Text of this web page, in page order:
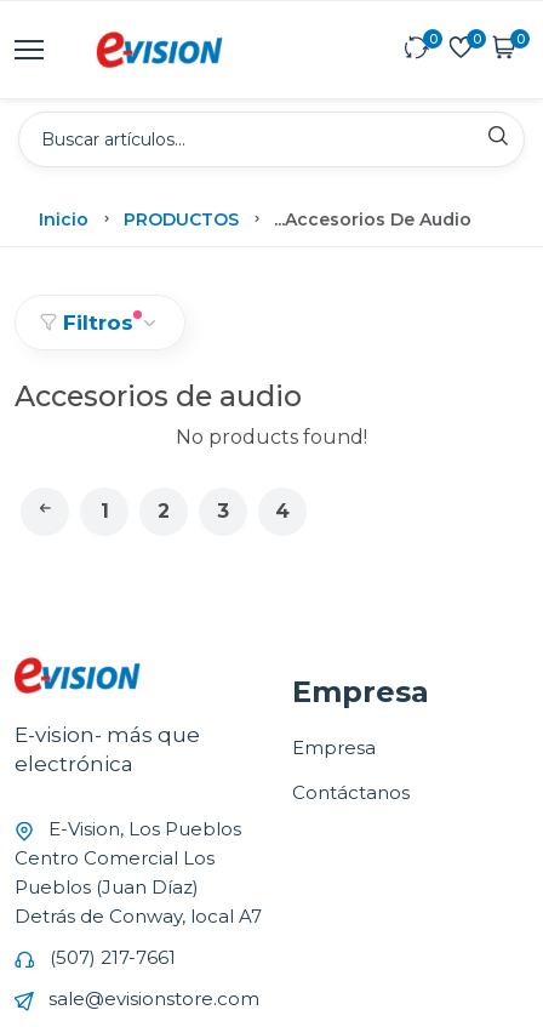
0 0 0
Inicio PRODUCTOS ...Accesorios De Audio
Filtros
Accesorios de audio
No products found!
1 2 3 4
E-vision- más que
electrónica
E-Vision, Los Pueblos
Centro Comercial Los
Pueblos (Juan Díaz)
Detrás de Conway, local A7
(507) 217-7661
sale@evisionstore.com
Empresa
Empresa
Contáctanos